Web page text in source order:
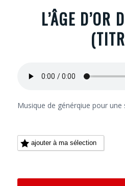
L’ÂGE D’OR
Musique de générqiue pour une
ajouter à ma sélection